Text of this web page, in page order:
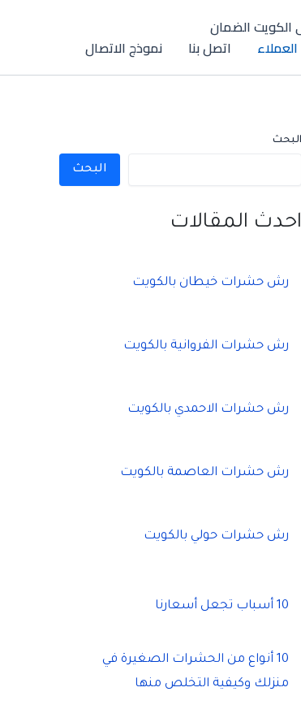
الضمان
العملاء اتصل بنا نموذج الاتصال
البحث
البحث
احدث المقالات
رش حشرات خيطان بالكويت
رش حشرات الفروانية بالكويت
رش حشرات الاحمدي بالكويت
رش حشرات العاصمة بالكويت
رش حشرات حولي بالكويت
10 أسباب تجعل أسعارنا
10 أنواع من الحشرات الصغيرة في
منزلك وكيفية التخلص منها